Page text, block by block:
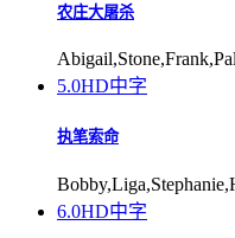
农庄大屠杀
5.0HD中字
执笔索命
6.0HD中字